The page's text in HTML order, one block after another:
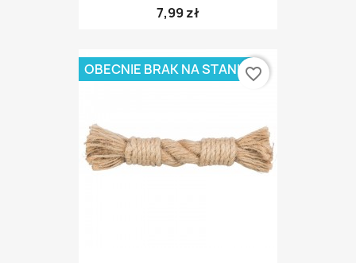
7,99 zł
OBECNIE BRAK NA STANIEfavorite_border